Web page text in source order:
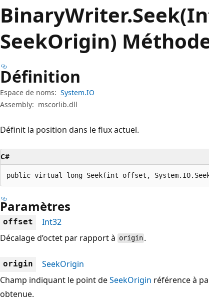
BinaryWriter.
SeekOrigin)
Définition
Espace de noms: System.IO
Assembly: mscorlib.dll
Définit la position dans le flux actuel.
C#
public virtual long Seek(int offset,
Paramètres
offset
Int32
Décalage d’octet par rapport à origin .
origin
SeekOrigin
Champ indiquant le point deSeekOrigin référence à
obtenue.